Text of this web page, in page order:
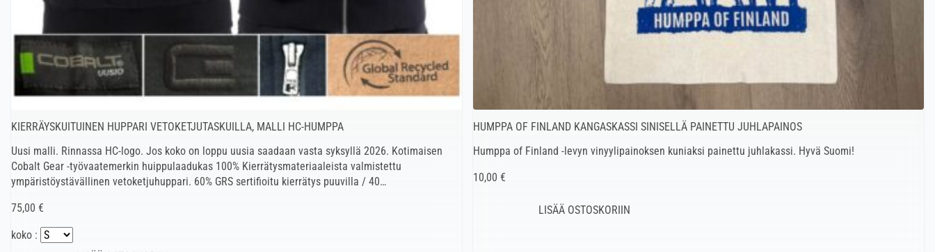
KIERRÄYSKUITUINEN HUPPARI VETOKETJUTASKUILLA, MALLI HC-HUMPPA
Uusi malli. Rinnassa HC-logo. Jos koko on loppu uusia saadaan vasta syksyllä 2026. Kotimaisen
Cobalt Gear -työvaatemerkin huippulaadukas 100% Kierrätysmateriaaleista valmistettu
ympäristöystävällinen vetoketjuhuppari. 60% GRS sertifioitu kierrätys puuvilla / 40…
75,00 €
koko :
HUMPPA OF FINLAND KANGASKASSI SINISELLÄ PAINETTU JUHLAPAINOS
Humppa of Finland -levyn vinyylipainoksen kuniaksi painettu juhlakassi. Hyvä Suomi!
10,00 €